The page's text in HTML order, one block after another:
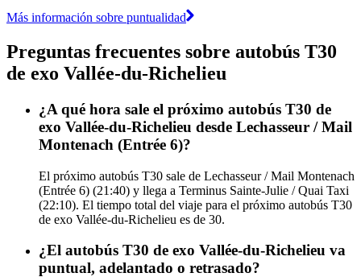
Más información sobre puntualidad
Preguntas frecuentes sobre autobús T30
de exo Vallée-du-Richelieu
¿A qué hora sale el próximo autobús T30 de
exo Vallée-du-Richelieu desde Lechasseur / Mail
Montenach (Entrée 6)?
El próximo autobús T30 sale de Lechasseur / Mail Montenach
(Entrée 6) (21:40) y llega a Terminus Sainte-Julie / Quai Taxi
(22:10). El tiempo total del viaje para el próximo autobús T30
de exo Vallée-du-Richelieu es de 30.
¿El autobús T30 de exo Vallée-du-Richelieu va
puntual, adelantado o retrasado?